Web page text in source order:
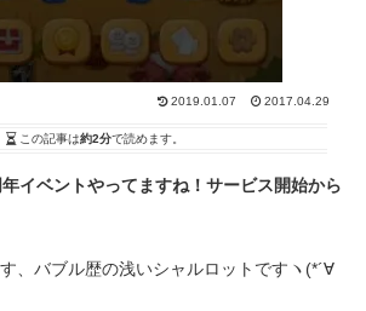
2019.01.07 2017.04.29
この記事は約2分で読めます。
イベントやってますね！サービス開始から
、バブル歴の浅いシャルロットですヽ(*´∀